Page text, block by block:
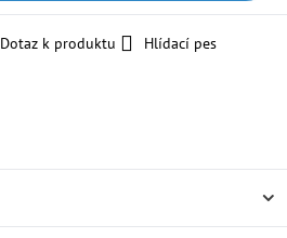
Dotaz k produktu
Hlídací pes